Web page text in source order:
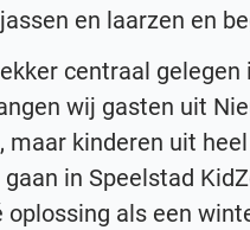
en laarzen en
centraal
wij gasten uit
maar kinderen uit
in Speelstad
oplossing als een